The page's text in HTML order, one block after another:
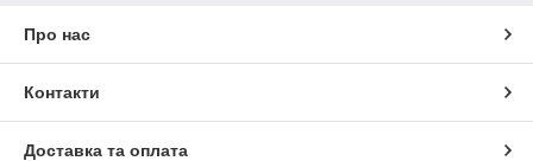
Про нас
Контакти
Доставка та оплата